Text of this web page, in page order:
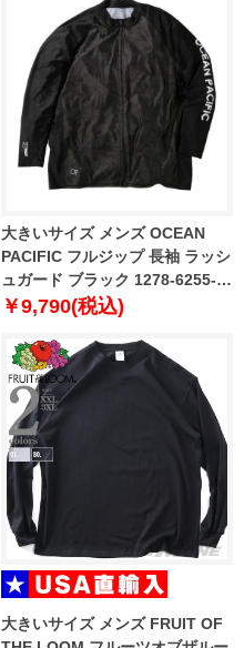
大きいサイズ メンズ OCEAN
PACIFIC フルジップ 長袖 ラッシ
ュガード ブラック 1278-6255-2
3L 4L 5L 6L 8L
￥9,790(税込)
大きいサイズ メンズ FRUIT OF